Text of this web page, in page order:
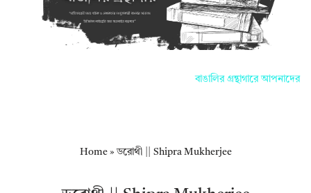
বাঙালির গ্রন্থাগারে আপনাদের সকলকে
Home»ডরোথী || Shipra Mukherjee